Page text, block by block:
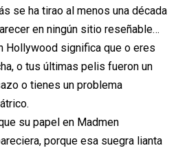
se ha tirao al menos una década
en ningún sitio reseñable…
Hollywood significa que o eres
o tus últimas pelis fueron un
o tienes un problema
su papel en Madmen
porque esa suegra lianta